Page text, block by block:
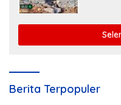
Berita Terpopuler